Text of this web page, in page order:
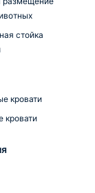
стойка
кровати
кровати